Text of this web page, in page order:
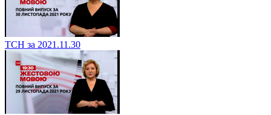
ТСН за 2021.11.30